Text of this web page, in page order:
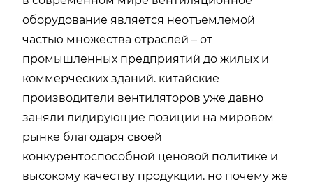
оборудование является неотъемлемой
частью множества отраслей – от
промышленных предприятий до жилых и
коммерческих зданий. китайские
производители вентиляторов уже давно
заняли лидирующие позиции на мировом
рынке благодаря своей
конкурентоспособной ценовой политике и
высокому качеству продукции. но почему же